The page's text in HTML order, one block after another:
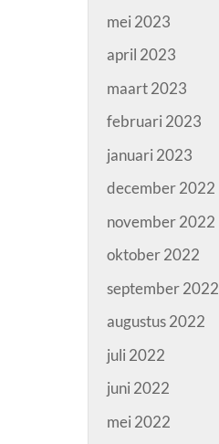
mei 2023
april 2023
maart 2023
februari 2023
januari 2023
december 2022
november 2022
oktober 2022
september 2022
augustus 2022
juli 2022
juni 2022
mei 2022